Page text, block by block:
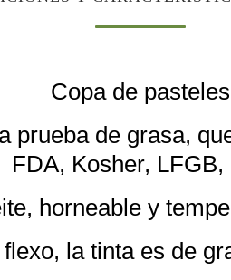
Copa de pasteles
prueba de grasa,
FDA, Kosher, LFGB,
horneable y
la tinta es de